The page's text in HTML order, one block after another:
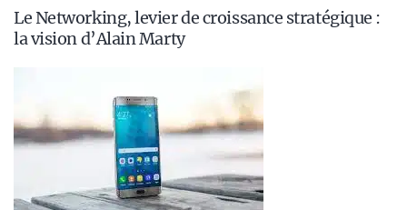
Le Networking, levier de croissance stratégique :
la vision d’Alain Marty